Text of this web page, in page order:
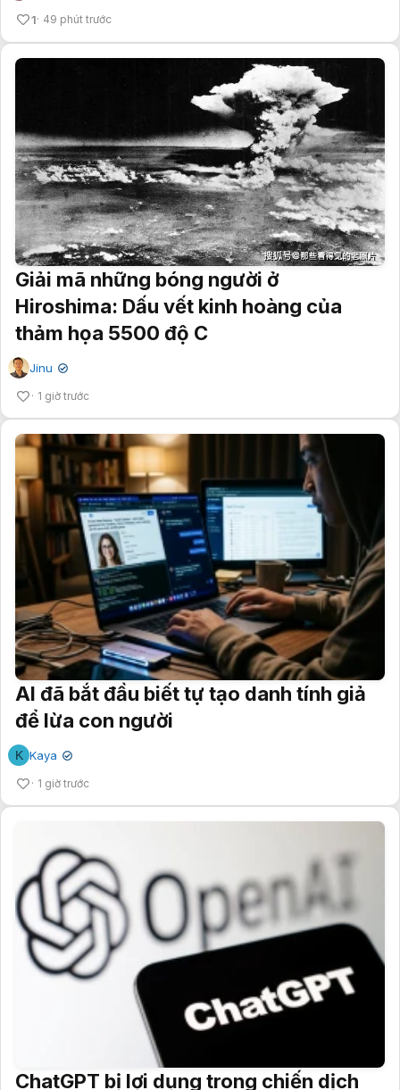
1 49 phút trước
Giải mã những bóng người ở
Hiroshima: Dấu vết kinh hoàng của
thảm họa 5500 độ C
Jinu ✔
1 giờ trước
AI đã bắt đầu biết tự tạo danh tính giả
để lừa con người
K Kaya ✔
1 giờ trước
ChatGPT bị lợi dụng trong chiến dịch